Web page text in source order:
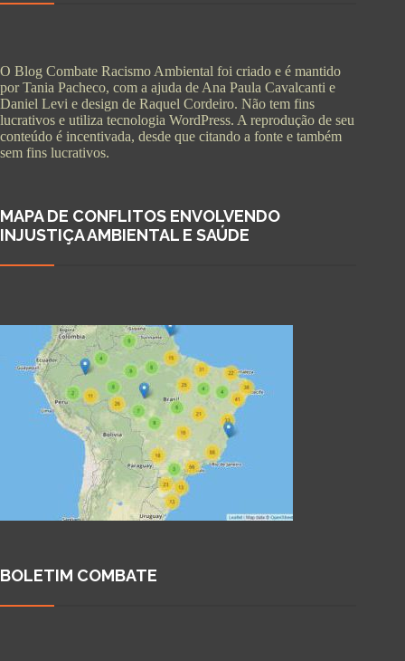
O Blog Combate Racismo Ambiental foi criado e é mantido
por Tania Pacheco, com a ajuda de Ana Paula Cavalcanti e
Daniel Levi e design de Raquel Cordeiro. Não tem fins
lucrativos e utiliza tecnologia WordPress. A reprodução de seu
conteúdo é incentivada, desde que citando a fonte e também
sem fins lucrativos.
MAPA DE CONFLITOS ENVOLVENDO
INJUSTIÇA AMBIENTAL E SAÚDE
BOLETIM COMBATE